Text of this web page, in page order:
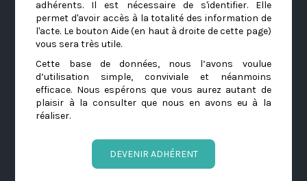
adhérents. Il est nécessaire de s'identifier. Elle
permet d'avoir accès à la totalité des information de
l'acte. Le bouton Aide (en haut à droite de cette page)
vous sera très utile.
Cette base de données, nous l’avons voulue
d’utilisation simple, conviviale et néanmoins
efficace. Nous espérons que vous aurez autant de
plaisir à la consulter que nous en avons eu à la
réaliser.
DEVENIR ADHÉRENT